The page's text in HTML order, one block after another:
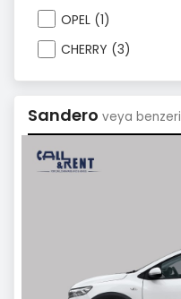
OPEL (1)
CHERRY (3)
Sandero veya benzeri